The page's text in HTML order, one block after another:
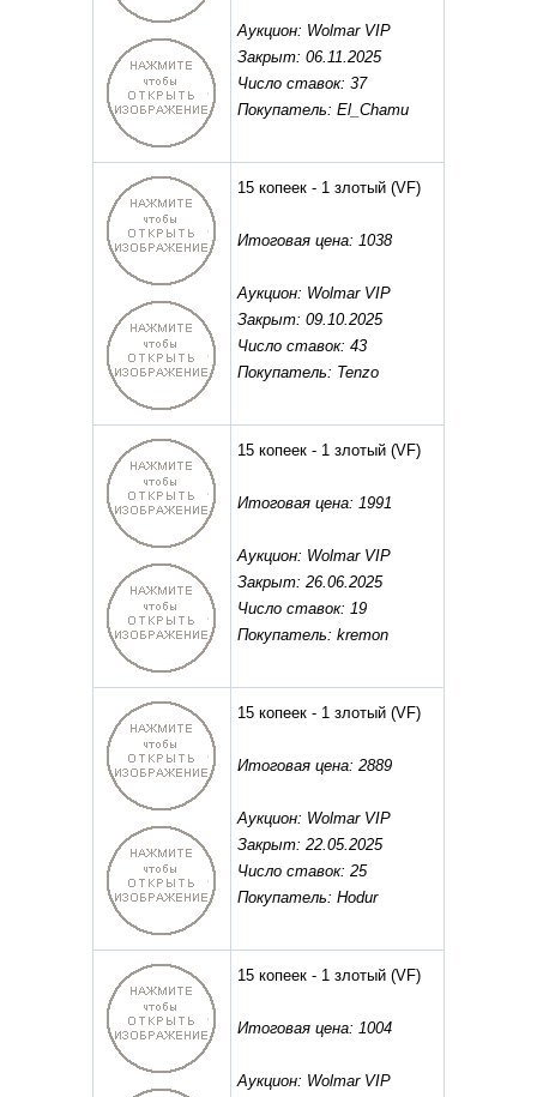
Аукцион: Wolmar VIP
Закрыт: 06.11.2025
Число ставок: 37
Покупатель: El_Chamu
15 копеек - 1 злотый (VF)
Итоговая цена: 1038
Аукцион: Wolmar VIP
Закрыт: 09.10.2025
Число ставок: 43
Покупатель: Tenzo
15 копеек - 1 злотый (VF)
Итоговая цена: 1991
Аукцион: Wolmar VIP
Закрыт: 26.06.2025
Число ставок: 19
Покупатель: kremon
15 копеек - 1 злотый (VF)
Итоговая цена: 2889
Аукцион: Wolmar VIP
Закрыт: 22.05.2025
Число ставок: 25
Покупатель: Hodur
15 копеек - 1 злотый (VF)
Итоговая цена: 1004
Аукцион: Wolmar VIP